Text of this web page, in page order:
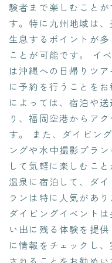
験者まで楽しむこと
す。特に九州地域は
生息するポイントが
ことが可能です。 イ
は沖縄への日帰りツ
に予約を行うことを
によっては、宿泊や
り、福岡空港からア
す。 また、ダイビン
ングや水中撮影プラ
して気軽に楽しむこ
温泉に宿泊して、ダ
ランは特に人気があ
ダイビングイベント
い出に残る体験を提
に情報をチェックし